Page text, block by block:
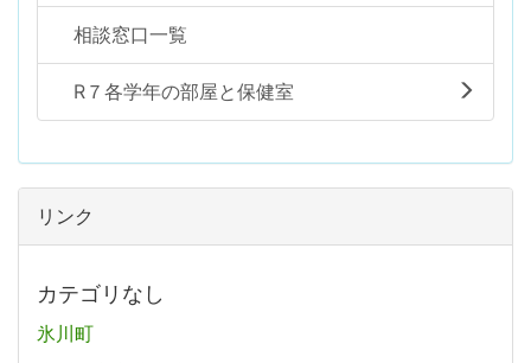
相談窓口一覧
R７各学年の部屋と保健室
リンク
カテゴリなし
氷川町